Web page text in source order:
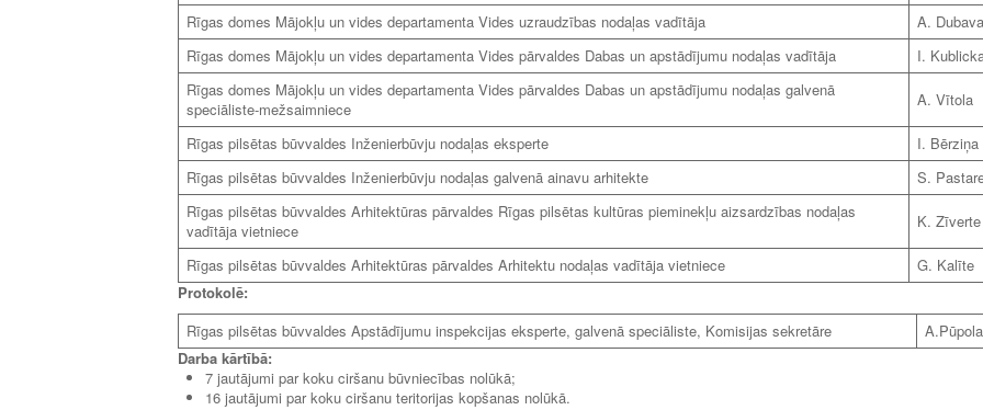
Rīgas domes Mājokļu un vides departamenta Vides uzraudzības nodaļas vadītāja
A. Dubava
Rīgas domes Mājokļu un vides departamenta Vides pārvaldes Dabas un apstādījumu nodaļas vadītāja
I.
Rīgas domes Mājokļu un vides departamenta Vides pārvaldes Dabas un apstādījumu nodaļas galvenā
speciāliste-mežsaimniece
A. Vītola
Rīgas pilsētas būvvaldes Inženierbūvju nodaļas eksperte
I. Bērziņa
Rīgas pilsētas būvvaldes Inženierbūvju nodaļas galvenā ainavu arhitekte
S.
Rīgas pilsētas būvvaldes Arhitektūras pārvaldes Rīgas pilsētas kultūras pieminekļu aizsardzības nodaļas
vadītāja vietniece
K. Zīverte
Rīgas pilsētas būvvaldes Arhitektūras pārvaldes Arhitektu nodaļas vadītāja vietniece
G. Kalīte
Protokolē:
Rīgas pilsētas būvvaldes Apstādījumu inspekcijas eksperte, galvenā speciāliste, Komisijas sekretāre
A.Pūpola
Darba kārtībā:
7 jautājumi par koku ciršanu būvniecības nolūkā;
16 jautājumi par koku ciršanu teritorijas kopšanas nolūkā.